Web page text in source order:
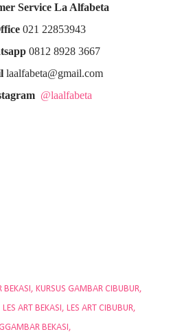
Service La Alfabeta
Office 021 22853943
0812 8928 3667
laalfabeta@gmail.com
@laalfabeta
KURSUS GAMBAR CIBUBUR
LES ART BEKASI
LES ART CIBUBUR
BEKASI